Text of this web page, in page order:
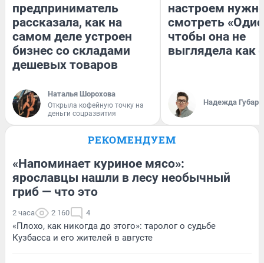
предприниматель
рассказала, как на
самом деле устроен
бизнес со складами
дешевых товаров
Наталья Шорохова
Открыла кофейную точку на
деньги соцразвития
настроем
смотреть
чтобы она не
выглядела как
Надежда Губарь
РЕКОМЕНДУЕМ
«Напоминает куриное мясо»:
ярославцы нашли в лесу необычный
гриб — что это
2 часа 2 160 4
«Плохо, как никогда до этого»: таролог о судьбе
Кузбасса и его жителей в августе